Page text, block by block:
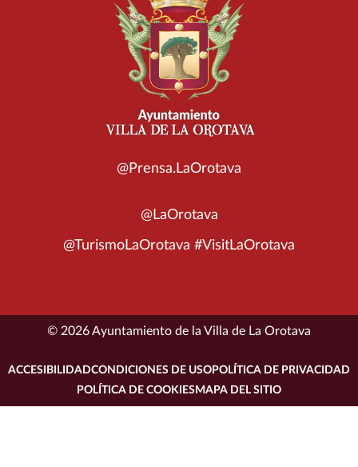
@Prensa.LaOrotava
@LaOrotava
@TurismoLaOrotava #VisitLaOrotava
© 2026 Ayuntamiento de la Villa de La Orotava
ACCESIBILIDADCONDICIONES DE USO POLÍTICA DE PRIVACIDAD
POLÍTICA DE COOKIESMAPA DEL SITIO